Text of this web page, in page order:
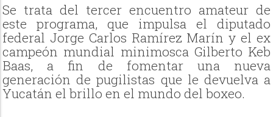
Se trata del tercer encuentro amateur de
este programa, que impulsa el diputado
federal Jorge Carlos Ramírez Marín y el ex
campeón mundial minimosca Gilberto Keb
Baas, a fin de fomentar una nueva
generación de pugilistas que le devuelva a
Yucatán el brillo en el mundo del boxeo.